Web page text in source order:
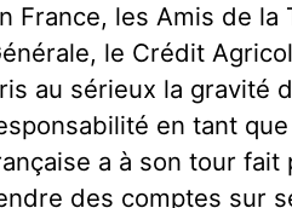
France, les Amis de
le Crédit
au sérieux la gravité
en tant
a à son tour
des comptes sur